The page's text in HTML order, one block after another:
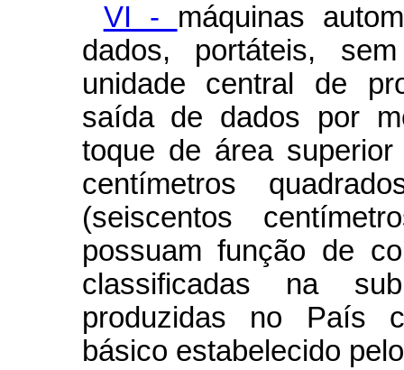
VI - máquinas
dados, portáteis,
unidade central de
saída de dados por
toque de área
centímetros
(seiscentos
possuam função de
classificadas na
produzidas no País
básico estabelecido